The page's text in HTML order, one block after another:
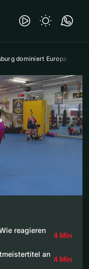
dominiert Europa
reagieren
4 Min
an
4 Min